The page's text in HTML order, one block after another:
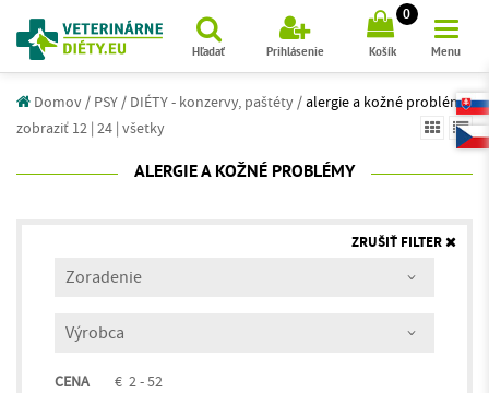
Hľadať Prihlásenie
0
Košík Menu
Domov/ PSY / DIÉTY - konzervy, paštéty / alergie a kožné problémy
zobraziť 12 | 24 | všetky
ALERGIE A KOŽNÉ PROBLÉMY
CENA € 2 - 52
ZRUŠIŤ FILTER